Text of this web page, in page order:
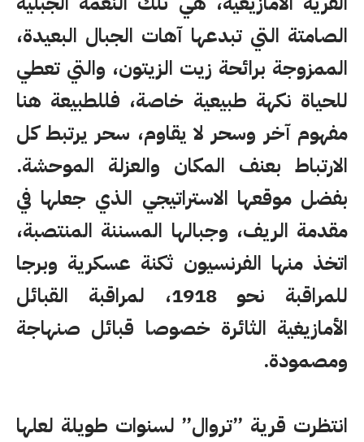
الصامتة التي تبدعها آهات الجبال البعيدة،
الممزوجة برائحة زيت الزيتون، والتي تعطي
للحياة نكهة طبيعية خاصة، فللطبيعة هنا
مفهوم آخر وسحر لا يقاوم، سحر يرتبط كل
الارتباط بعنف المكان والعزلة الموحشة.
بفضل موقعها الاستراتيجي الذي جعلها في
مقدمة الريف، وجبالها المسننة المنتصبة،
اتخذ منها الفرنسيون ثكنة عسكرية وبرجا
للمراقبة نحو 1918، لمراقبة القبائل
الأمازيغية الثائرة خصوصا قبائل صنهاجة
ومصمودة.
انتظرت قرية ”تروال” لسنوات طويلة لعلها